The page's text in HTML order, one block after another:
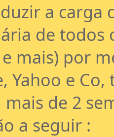
a carga
de todos
mais) por
Yahoo e
de 2
a seguir :